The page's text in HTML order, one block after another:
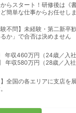
らスタート！研修後は《
簡単な仕事からお任せしま
験不問】未経験・第二新卒
か」で合否は決めません
年収460万円（24歳／入社
年収580万円（28歳／入
】全国の各エリアに支店を